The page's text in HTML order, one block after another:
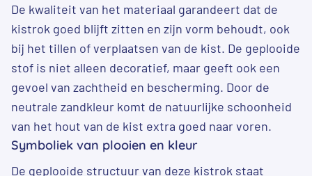
De kwaliteit van het materiaal garandeert dat de
kistrok goed blijft zitten en zijn vorm behoudt, ook
bij het tillen of verplaatsen van de kist. De geplooide
stof is niet alleen decoratief, maar geeft ook een
gevoel van zachtheid en bescherming. Door de
neutrale zandkleur komt de natuurlijke schoonheid
van het hout van de kist extra goed naar voren.
Symboliek van plooien en kleur
De geplooide structuur van deze kistrok staat